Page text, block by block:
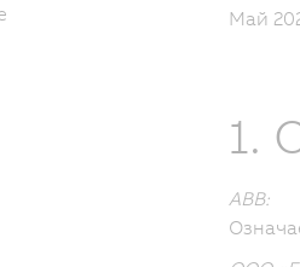
Май
1.
ABB: